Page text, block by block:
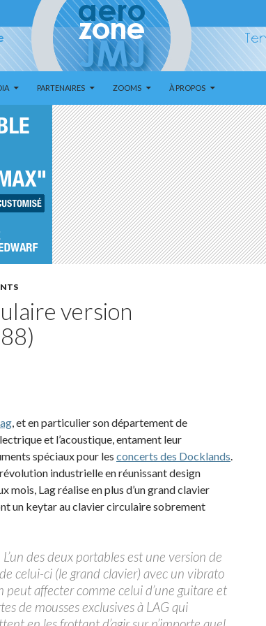
PARTENAIRES ZOOMS À PROPOS
version
, et en particulier son département de
et l’acoustique, entament leur
spéciaux pour les concerts des Docklands.
industrielle en réunissant design
mois, Lag réalise en plus d’un grand clavier
un keytar au clavier circulaire sobrement
L’un des deux portables est une version de
celui-ci (le grand clavier) avec un vibrato
peut affecter comme celui d’une guitare et
de mousses exclusives à LAG qui